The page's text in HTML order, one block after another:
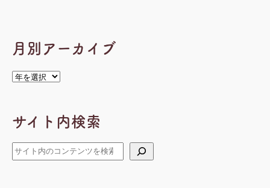
月別アーカイブ
ア
イ
ブ
サイト内検索
検
索